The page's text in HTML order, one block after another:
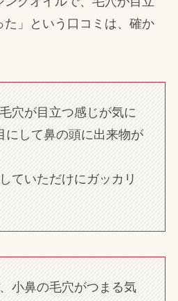
」という口コミは、確か
穴が目立つ感じが気に
にして鼻の頭に出来物が
ていただけにガッカリ
小鼻の毛穴がつまる気